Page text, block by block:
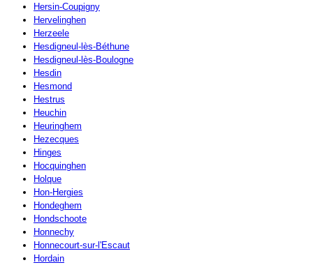
Hersin-Coupigny
Hervelinghen
Herzeele
Hesdigneul-lès-Béthune
Hesdigneul-lès-Boulogne
Hesdin
Hesmond
Hestrus
Heuchin
Heuringhem
Hezecques
Hinges
Hocquinghen
Holque
Hon-Hergies
Hondeghem
Hondschoote
Honnechy
Honnecourt-sur-l'Escaut
Hordain